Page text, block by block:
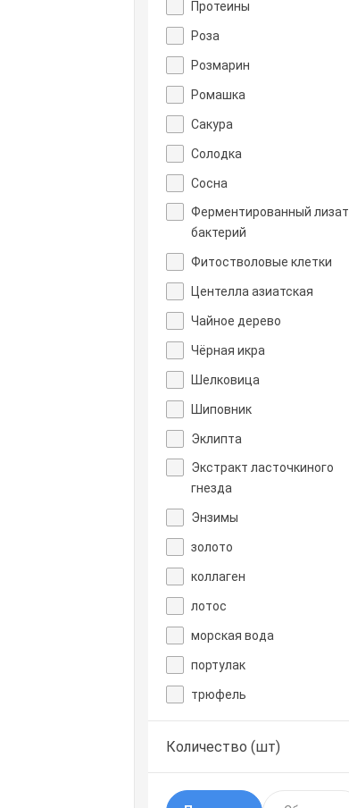
Протеины
Роза
Розмарин
Ромашка
Сакура
Солодка
Сосна
Ферментированный лизат
бактерий
Фитостволовые клетки
Центелла азиатская
Чайное дерево
Чёрная икра
Шелковица
Шиповник
Эклипта
Экстракт ласточкиного
гнезда
Энзимы
золото
коллаген
лотос
морская вода
портулак
трюфель
Количество (шт)